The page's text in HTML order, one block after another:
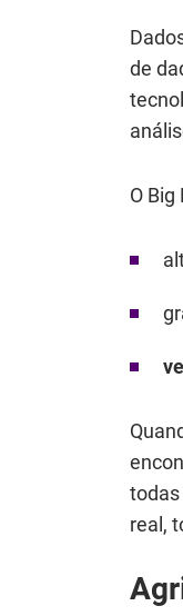
de
O Big
real,